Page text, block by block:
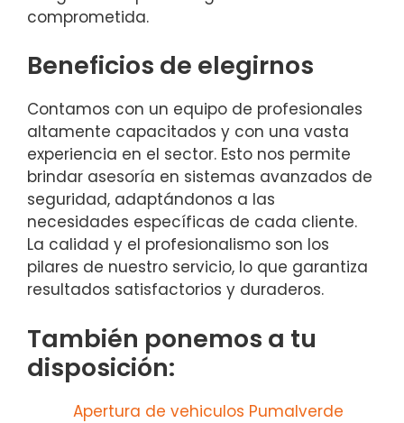
comprometida.
Beneficios de elegirnos
Contamos con un equipo de profesionales
altamente capacitados y con una vasta
experiencia en el sector. Esto nos permite
brindar asesoría en sistemas avanzados de
seguridad, adaptándonos a las
necesidades específicas de cada cliente.
La calidad y el profesionalismo son los
pilares de nuestro servicio, lo que garantiza
resultados satisfactorios y duraderos.
También ponemos a tu
disposición:
Apertura de vehiculos Pumalverde